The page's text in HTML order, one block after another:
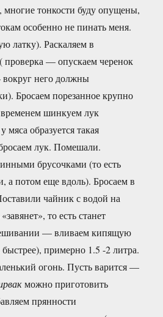
тонкости буду опущены,
особенно не пинать меня.
латку). Раскаляем в
проверка — опускаем черенок
него должны
Бросаем порезанное крупно
шинкуем лук
мяса образуется такая
лук. Помешали.
брусочками (то есть
а потом еще вдоль). Бросаем в
чайник с водой на
то есть станет
— вливаем кипящую
примерно 1.5 -2 литра.
огонь. Пусть варится —
можно приготовить
прянности